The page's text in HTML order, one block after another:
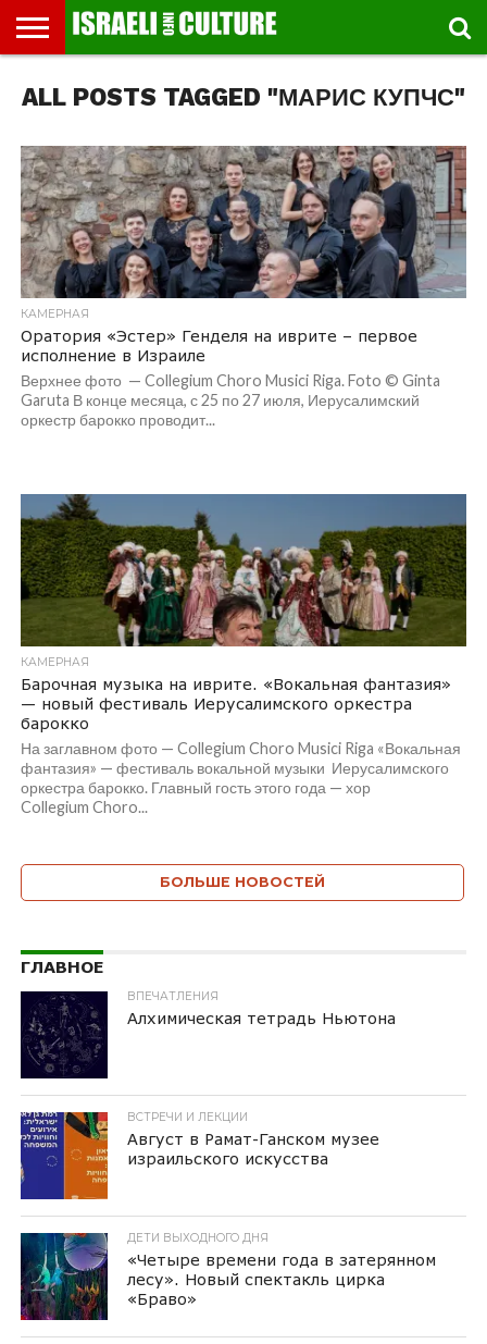
МУЗЕИ
СТРАНА
ФЕСТИВАЛЕЙ
ТЕАТР
КНИГИ.
ТЕКСТЫ
МУЗЫКА
РЕЛИГИЯ/
ИСТОРИЯ
ДВИЖЕНИЕ
ДЕТИ
ВЫХОДНОГО
МАРШРУТЫ
ПРОГУЛЬЩИКА
ВИДЕО-
РЕЧИ
ВПЕЧАТЛЕНИЯ
ВСТРЕЧИ
И
ИНТЕРВЬЮ
КИНО
TEL
AVIV
ALL POSTS TAGGED "МАРИС КУПЧС"
КАМЕРНАЯ
Оратория «Эстер» Генделя на иврите – первое
исполнение в Израиле
Верхнее фото — Collegium Choro Musici Riga. Foto © Ginta
Garuta В конце месяца, с 25 по 27 июля, Иерусалимский
оркестр барокко проводит...
КАМЕРНАЯ
Барочная музыка на иврите. «Вокальная фантазия»
— новый фестиваль Иерусалимского оркестра
барокко
На заглавном фото — Collegium Choro Musici Riga «Вокальная
фантазия» — фестиваль вокальной музыки Иерусалимского
оркестра барокко. Главный гость этого года — хор
Collegium Choro...
БОЛЬШЕ НОВОСТЕЙ
ГЛАВНОЕ
ВПЕЧАТЛЕНИЯ
Алхимическая тетрадь Ньютона
ВСТРЕЧИ И ЛЕКЦИИ
Август в Рамат-Ганском музее
израильского искусства
ДЕТИ ВЫХОДНОГО ДНЯ
«Четыре времени года в затерянном
лесу». Новый спектакль цирка
«Браво»